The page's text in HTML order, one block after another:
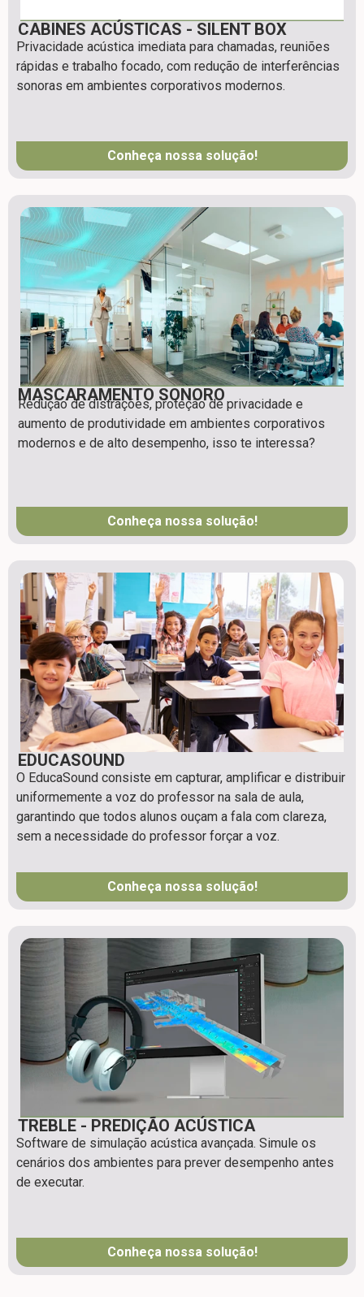
CABINES ACÚSTICAS - SILENT BOX
Privacidade acústica imediata para chamadas, reuniões
rápidas e trabalho focado, com redução de interferências
sonoras em ambientes corporativos modernos.
Conheça nossa solução!
MASCARAMENTO SONORO
Redução de distrações, proteção de privacidade e
aumento de produtividade em ambientes corporativos
modernos e de alto desempenho, isso te interessa?
Conheça nossa solução!
EDUCASOUND
O EducaSound consiste em capturar, amplificar e distribuir
uniformemente a voz do professor na sala de aula,
garantindo que todos alunos ouçam a fala com clareza,
sem a necessidade do professor forçar a voz.
Conheça nossa solução!
TREBLE - PREDIÇÃO ACÚSTICA
Software de simulação acústica avançada. Simule os
cenários dos ambientes para prever desempenho antes
de executar.
Conheça nossa solução!